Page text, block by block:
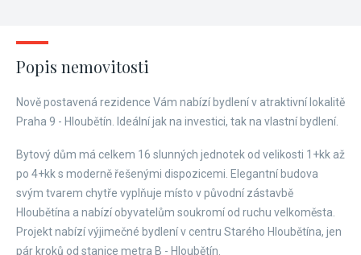
Popis nemovitosti
Nově postavená rezidence Vám nabízí bydlení v atraktivní lokalitě
Praha 9 - Hloubětín. Ideální jak na investici, tak na vlastní bydlení.
Bytový dům má celkem 16 slunných jednotek od velikosti 1+kk až
po 4+kk s moderně řešenými dispozicemi. Elegantní budova
svým tvarem chytře vyplňuje místo v původní zástavbě
Hloubětína a nabízí obyvatelům soukromí od ruchu velkoměsta.
Projekt nabízí výjimečné bydlení v centru Starého Hloubětína, jen
pár kroků od stanice metra B - Hloubětín.